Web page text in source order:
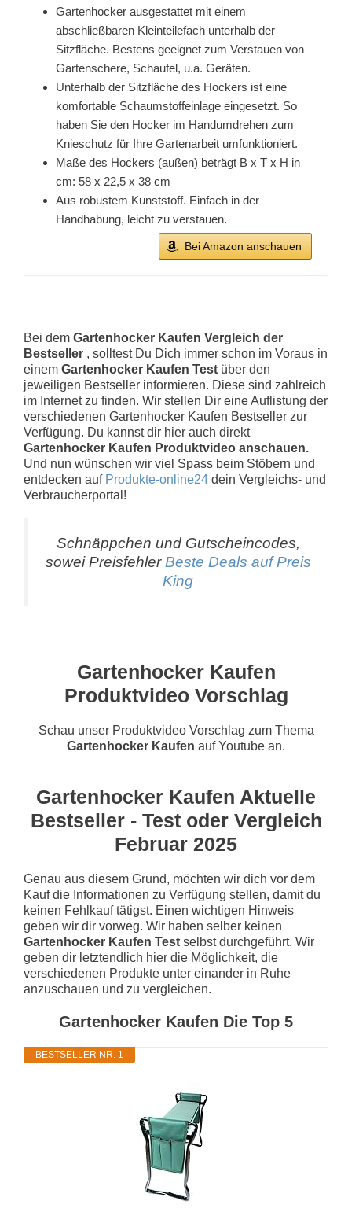
Gartenhocker ausgestattet mit einem
abschließbaren Kleinteilefach unterhalb der
Sitzfläche. Bestens geeignet zum Verstauen von
Gartenschere, Schaufel, u.a. Geräten.
Unterhalb der Sitzfläche des Hockers ist eine
komfortable Schaumstoffeinlage eingesetzt. So
haben Sie den Hocker im Handumdrehen zum
Knieschutz für Ihre Gartenarbeit umfunktioniert.
Maße des Hockers (außen) beträgt B x T x H in
cm: 58 x 22,5 x 38 cm
Aus robustem Kunststoff. Einfach in der
Handhabung, leicht zu verstauen.
Bei Amazon anschauen
Bei dem Gartenhocker Kaufen Vergleich der
Bestseller , solltest Du Dich immer schon im Voraus in
einem Gartenhocker Kaufen Test über den
jeweiligen Bestseller informieren. Diese sind zahlreich
im Internet zu finden. Wir stellen Dir eine Auflistung der
verschiedenen Gartenhocker Kaufen Bestseller zur
Verfügung. Du kannst dir hier auch direkt
Gartenhocker Kaufen Produktvideo anschauen.
Und nun wünschen wir viel Spass beim Stöbern und
entdecken auf Produkte-online24 dein Vergleichs- und
Verbraucherportal!
Schnäppchen und Gutscheincodes,
sowei Preisfehler Beste Deals auf Preis
King
Gartenhocker Kaufen
Produktvideo Vorschlag
Schau unser Produktvideo Vorschlag zum Thema
Gartenhocker Kaufen auf Youtube an.
Gartenhocker Kaufen Aktuelle
Bestseller - Test oder Vergleich
Februar 2025
Genau aus diesem Grund, möchten wir dich vor dem
Kauf die Informationen zu Verfügung stellen, damit du
keinen Fehlkauf tätigst. Einen wichtigen Hinweis
geben wir dir vorweg. Wir haben selber keinen
Gartenhocker Kaufen Test selbst durchgeführt. Wir
geben dir letztendlich hier die Möglichkeit, die
verschiedenen Produkte unter einander in Ruhe
anzuschauen und zu vergleichen.
Gartenhocker Kaufen Die Top 5
BESTSELLER NR. 1